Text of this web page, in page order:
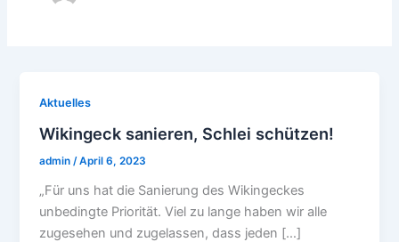
Aktuelles
Wikingeck sanieren, Schlei schützen!
admin /April 6, 2023
„Für uns hat die Sanierung des Wikingeckes
unbedingte Priorität. Viel zu lange haben wir alle
zugesehen und zugelassen, dass jeden […]